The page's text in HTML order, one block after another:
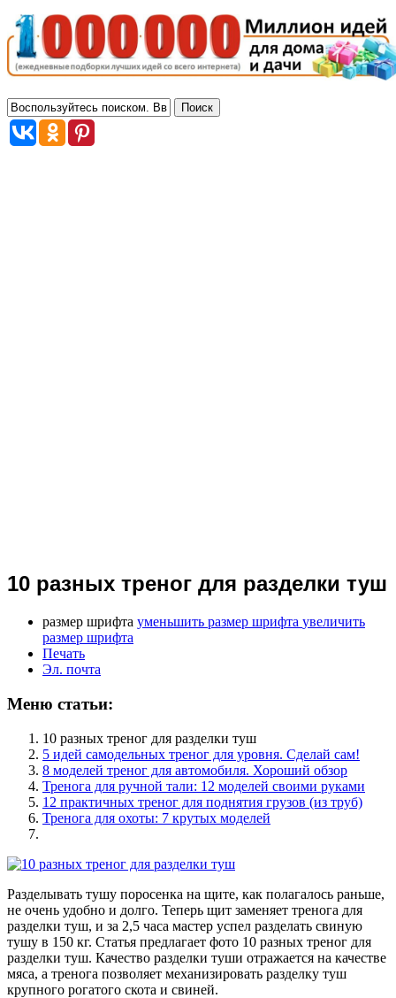
10 разных треног для разделки туш
размер шрифта уменьшить размер шрифта увеличить
размер шрифта
Печать
Эл. почта
Меню статьи:
10 разных треног для разделки туш
5 идей самодельных треног для уровня. Сделай сам!
8 моделей треног для автомобиля. Хороший обзор
Тренога для ручной тали: 12 моделей своими руками
12 практичных треног для поднятия грузов (из труб)
Тренога для охоты: 7 крутых моделей
Разделывать тушу поросенка на щите, как полагалось раньше,
не очень удобно и долго. Теперь щит заменяет тренога для
разделки туш, и за 2,5 часа мастер успел разделать свиную
тушу в 150 кг. Статья предлагает фото 10 разных треног для
разделки туш. Качество разделки туши отражается на качестве
мяса, а тренога позволяет механизировать разделку туш
крупного рогатого скота и свиней.